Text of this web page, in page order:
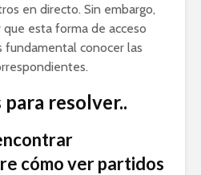
en directo. Sin embargo,
esta forma de acceso
fundamental conocer las
resolver..
cómo ver partidos